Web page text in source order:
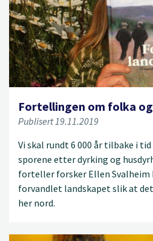
Fortellingen om folka
Publisert 19.11.2019
Vi skal rundt 6 000 år tilbake i
sporene etter dyrking og
forteller forsker Ellen Svalheim
forvandlet landskapet slik at
her nord.